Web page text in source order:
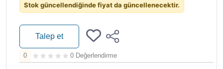
Stok güncellendiğinde fiyat da güncellenecektir.
Talep et
0 0 Değerlendirme